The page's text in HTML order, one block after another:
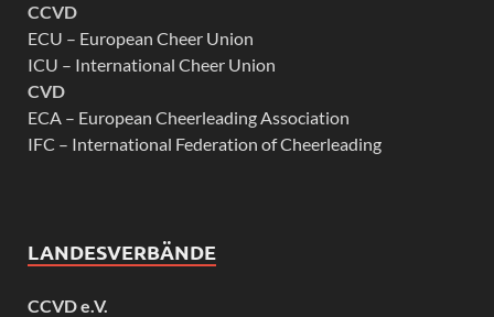
CCVD
ECU – European Cheer Union
ICU – International Cheer Union
CVD
ECA – European Cheerleading Association
IFC – International Federation of Cheerleading
LANDESVERBÄNDE
CCVD e.V.